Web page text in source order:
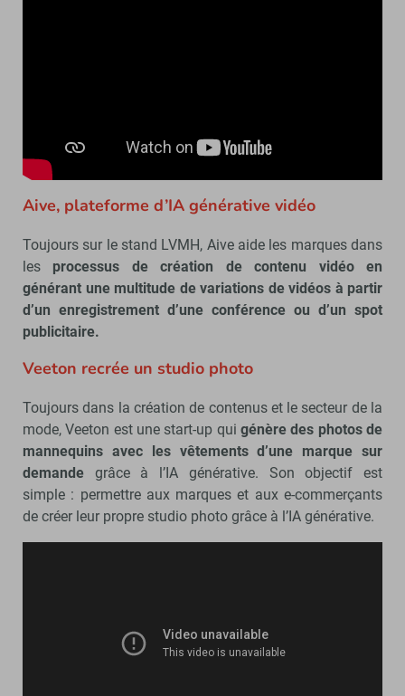
Aive, plateforme d’IA générative vidéo
Toujours sur le stand LVMH, Aive aide les marques dans
les processus de création de contenu vidéo en
générant une multitude de variations de vidéos à partir
d’un enregistrement d’une conférence ou d’un spot
publicitaire.
Veeton recrée un studio photo
Toujours dans la création de contenus et le secteur de la
mode, Veeton est une start-up qui génère des photos de
mannequins avec les vêtements d’une marque sur
demande grâce à l’IA générative. Son objectif est
simple : permettre aux marques et aux e-commerçants
de créer leur propre studio photo grâce à l’IA générative.